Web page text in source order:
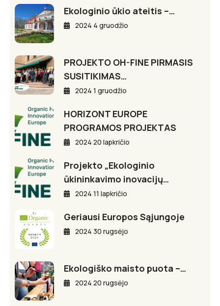
Ekologinio ūkio ateitis –…
2024 4 gruodžio
PROJEKTO OH-FINE PIRMASIS
SUSITIKIMAS…
2024 1 gruodžio
HORIZONT EUROPE
PROGRAMOS PROJEKTAS
2024 20 lapkričio
Projekto „Ekologinio
ūkininkavimo inovacijų…
2024 11 lapkričio
Geriausi Europos Sąjungoje
2024 30 rugsėjo
Ekologiško maisto puota –…
2024 20 rugsėjo